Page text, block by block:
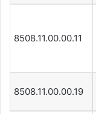
8508.11.00.00.11
8508.11.00.00.19